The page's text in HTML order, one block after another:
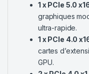
1 x PCIe 5.0
graphiques
ultra-rapide.
1 x PCIe 4.0
cartes
GPU.